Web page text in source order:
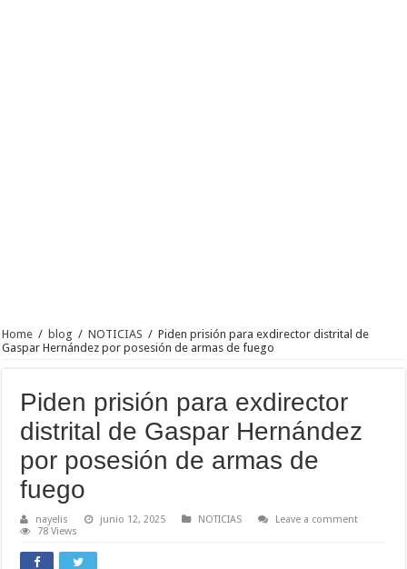
Home / blog / NOTICIAS / Piden prisión para exdirector distrital de
Gaspar Hernández por posesión de armas de fuego
Piden prisión para exdirector
distrital de Gaspar Hernández
por posesión de armas de
fuego
nayelis junio 12, 2025 NOTICIAS
Leave a comment
78 Views